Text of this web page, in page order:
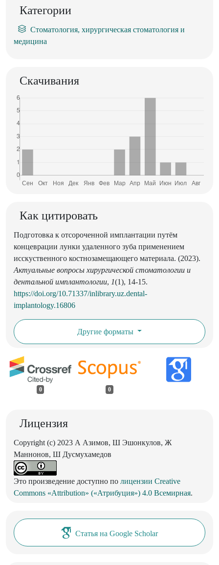
Категории
Стоматология, хирургическая стоматология и
медицина
Скачивания
Как цитировать
Подготовка к отсороченной имплантации путём
концеврации лунки удаленного зуба применением
исскуственного костнозамещающего материала. (2023).
Актуальные вопросы хирургической стоматологии и
дентальной имплантологии, 1(1), 14-15.
https://doi.org/10.71337/inlibrary.uz.dental-
implantology.16806
Другие форматы
0 0
Лицензия
Copyright (c) 2023 А Азимов, Ш Эшонкулов, Ж
Маннонов, Ш Дусмухамедов
Это произведение доступно по лицензии Creative
Commons «Attribution» («Атрибуция») 4.0 Всемирная.
Статья на Google Scholar